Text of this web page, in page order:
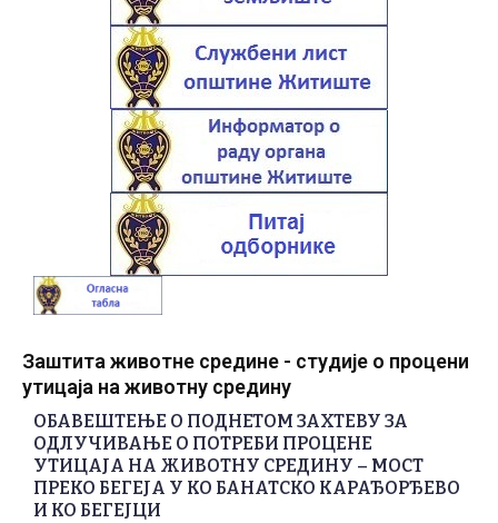
Заштита животне средине - студије о процени
утицаја на животну средину
ОБАВЕШТЕЊЕ О ПОДНЕТОМ ЗАХТЕВУ ЗА
ОДЛУЧИВАЊЕ О ПОТРЕБИ ПРОЦЕНЕ
УТИЦАЈА НА ЖИВОТНУ СРЕДИНУ – МОСТ
ПРЕКО БЕГЕЈА У КО БАНАТСКО КАРАЂОРЂЕВО
И КО БЕГЕЈЦИ